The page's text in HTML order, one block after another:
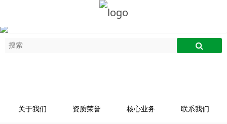
关于我们 资质荣誉 核心业务 联系我们